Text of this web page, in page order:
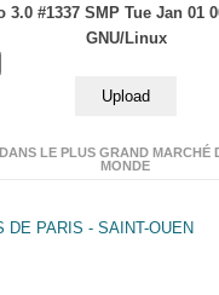
#1337 SMP Tue Jan 01
GNU/Linux
LE PLUS GRAND MARCHÉ
MONDE